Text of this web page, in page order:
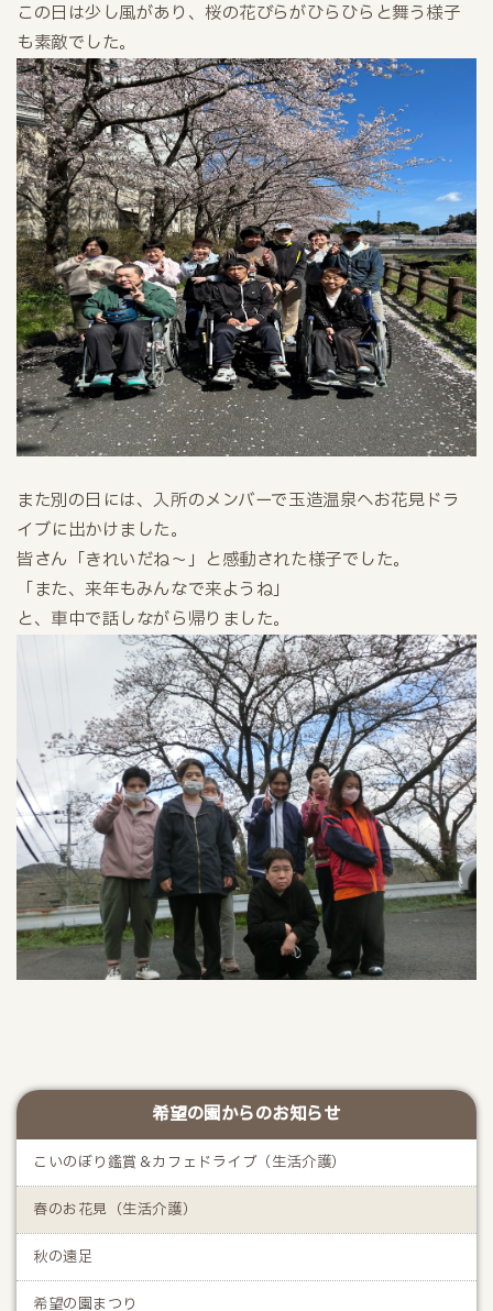
この日は少し風があり、桜の花びらがひらひらと舞う様子
も素敵でした。
また別の日には、入所のメンバーで玉造温泉へお花見ドラ
イブに出かけました。
皆さん「きれいだね～」と感動された様子でした。
「また、来年もみんなで来ようね」
と、車中で話しながら帰りました。
希望の園からのお知らせ
こいのぼり鑑賞＆カフェドライブ（生活介護）
春のお花見（生活介護）
秋の遠足
希望の園まつり